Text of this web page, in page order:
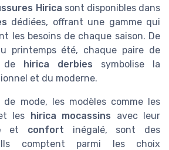
Hirica sont disponibles dans
dédiées, offrant une gamme qui
les besoins de chaque saison. De
printemps été, chaque paire de
hirica derbies symbolise la
et du moderne.
mode, les modèles comme les
les hirica mocassins avec leur
et confort inégalé, sont des
Ils comptent parmi les choix